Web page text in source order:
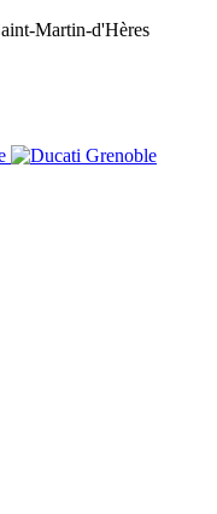
Martin-d'Hères